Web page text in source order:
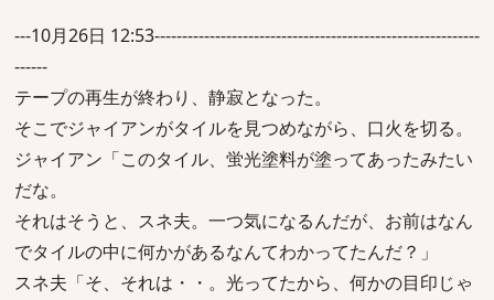
---10月26日 12:53-----------------------------------------------------------
------
テープの再生が終わり、静寂となった。
そこでジャイアンがタイルを見つめながら、口火を切る。
ジャイアン「このタイル、蛍光塗料が塗ってあったみたい
だな。
それはそうと、スネ夫。一つ気になるんだが、お前はなん
でタイルの中に何かがあるなんてわかってたんだ？」
スネ夫「そ、それは・・。光ってたから、何かの目印じゃ